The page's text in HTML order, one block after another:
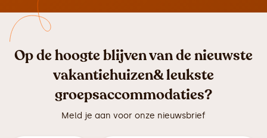
Op de hoogte blijven van de nieuwste
vakantiehuizen& leukste
groepsaccommodaties?
Meld je aan voor onze nieuwsbrief